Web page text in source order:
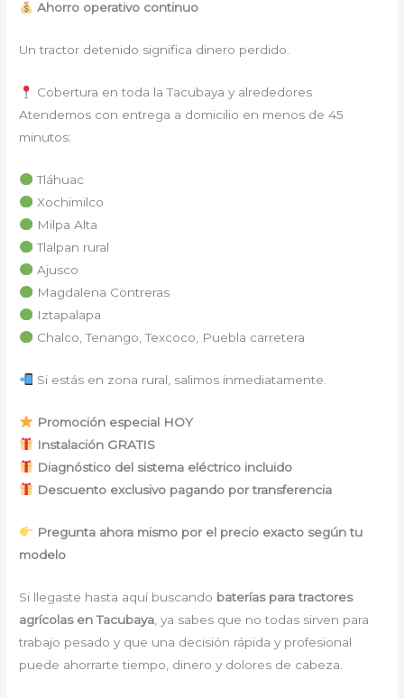
Ahorro operativo continuo
Un tractor detenido significa dinero perdido.
Cobertura en toda la Tacubaya y alrededores
Atendemos con entrega a domicilio en menos de 45
minutos:
Tláhuac
Xochimilco
Milpa Alta
Tlalpan rural
Ajusco
Magdalena Contreras
Iztapalapa
Chalco, Tenango, Texcoco, Puebla carretera
Si estás en zona rural, salimos inmediatamente.
Promoción especial HOY
Instalación GRATIS
Diagnóstico del sistema eléctrico incluido
Descuento exclusivo pagando por transferencia
Pregunta ahora mismo por el precio exacto según tu
modelo
Si llegaste hasta aquí buscando baterías para tractores
agrícolas en Tacubaya , ya sabes que no todas sirven para
trabajo pesado y que una decisión rápida y profesional
puede ahorrarte tiempo, dinero y dolores de cabeza.